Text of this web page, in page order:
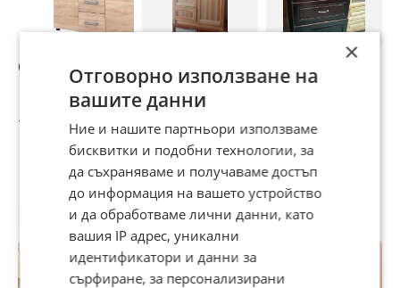
Скрин АПОЛО 4
129 €
4+1 – Идеалната
организация е
229,06 €
чекмеджета.
223,43 €
Потребител
×
Отговорно използване на
вашите данни
Ние и нашите партньори използваме
бисквитки и подобни технологии, за
да съхраняваме и получаваме достъп
до информация на вашето устройство
и да обработваме лични данни, като
вашия IP адрес, уникални
идентификатори и данни за
сърфиране, за персонализирани